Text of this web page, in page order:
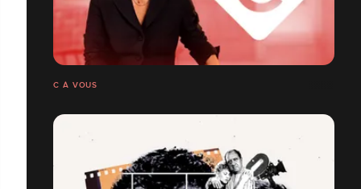
C À VOUS